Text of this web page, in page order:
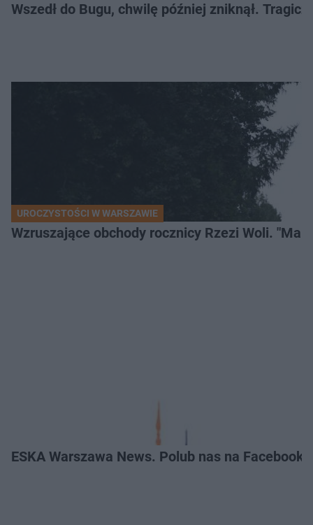
Wszedł do Bugu, chwilę później zniknął.
UROCZYSTOŚCI W WARSZAWIE
Wzruszające obchody rocznicy Rzezi Woli.
ESKA Warszawa News. Polub nas na